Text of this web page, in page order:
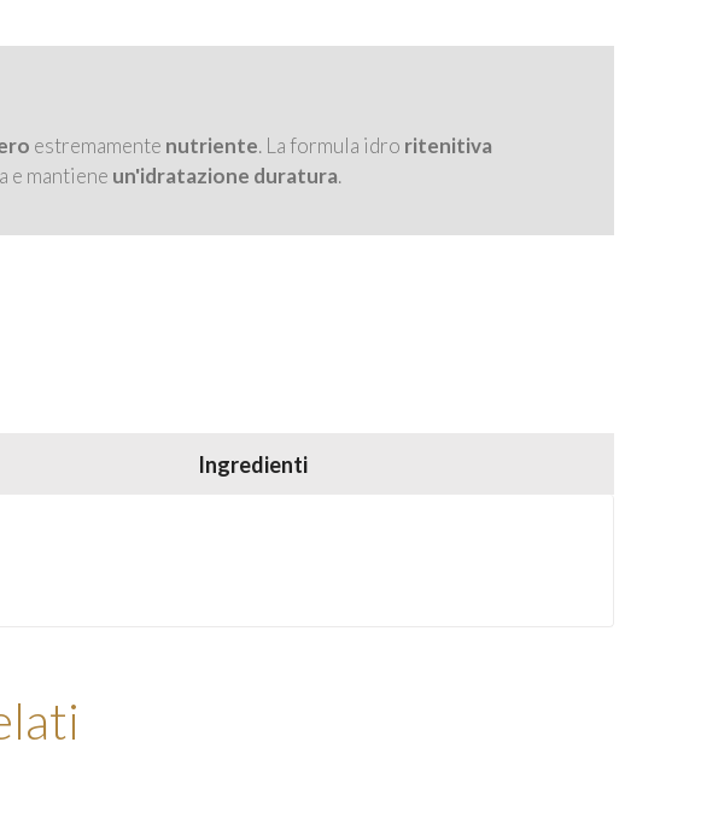
estremamente nutriente. La formula idro ritenitiva
e mantiene un'idratazione duratura.
Ingredienti